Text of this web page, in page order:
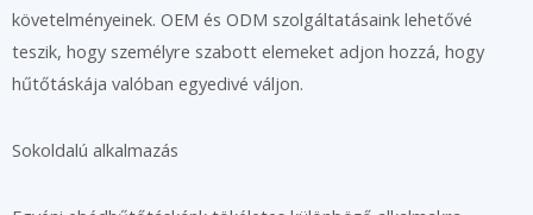
követelményeinek. OEM és ODM szolgáltatásaink lehetővé
teszik, hogy személyre szabott elemeket adjon hozzá, hogy
hűtőtáskája valóban egyedivé váljon.
Sokoldalú alkalmazás